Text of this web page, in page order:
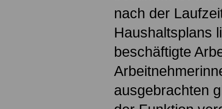
nach der
Haushaltsplans
beschäftigte
ausgebrachten